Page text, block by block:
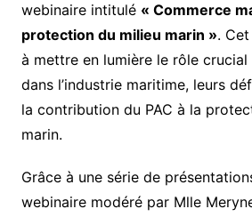
webinaire intitulé « Commerce
protection du milieu marin ».
à mettre en lumière le rôle
dans l’industrie maritime, leurs
la contribution du PAC à la
marin.
Grâce à une série de
webinaire modéré par Mlle